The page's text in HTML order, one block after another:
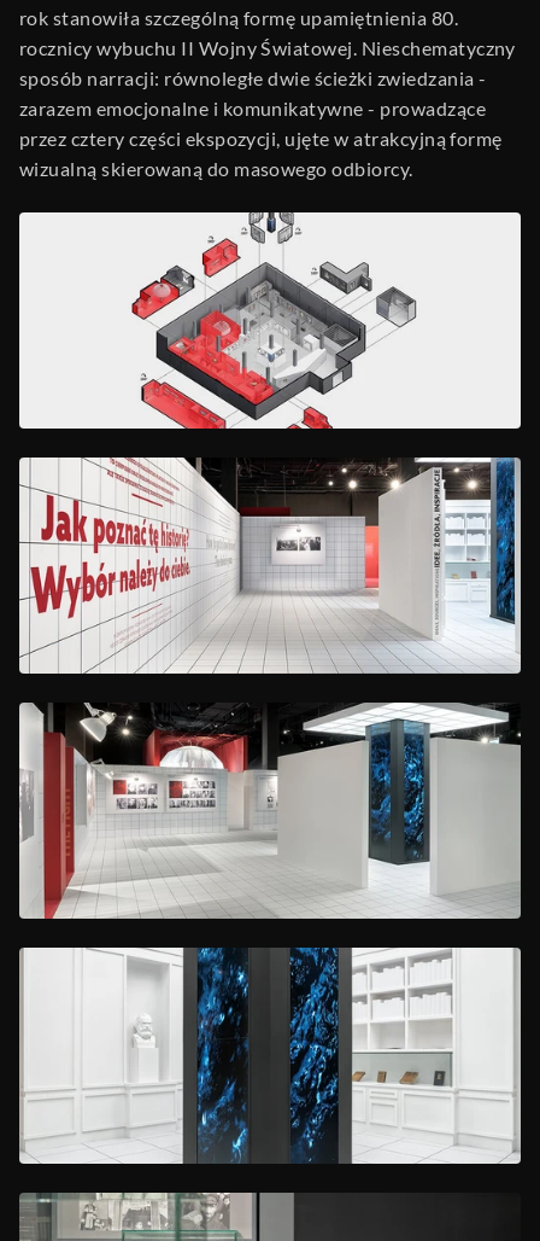
rok stanowiła szczególną formę upamiętnienia 80.
rocznicy wybuchu II Wojny Światowej. Nieschematyczny
sposób narracji: równoległe dwie ścieżki zwiedzania -
zarazem emocjonalne i komunikatywne - prowadzące
przez cztery części ekspozycji, ujęte w atrakcyjną formę
wizualną skierowaną do masowego odbiorcy.